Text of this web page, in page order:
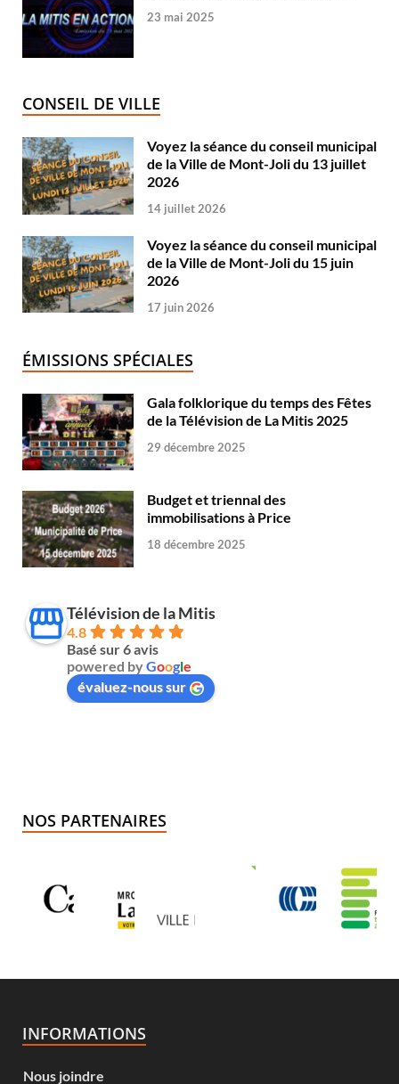
23 mai 2025
CONSEIL DE VILLE
Voyez la séance du conseil municipal
de la Ville de Mont-Joli du 13 juillet
2026
14 juillet 2026
Voyez la séance du conseil municipal
de la Ville de Mont-Joli du 15 juin
2026
17 juin 2026
ÉMISSIONS SPÉCIALES
Gala folklorique du temps des Fêtes
de la Télévision de La Mitis 2025
29 décembre 2025
Budget et triennal des
immobilisations à Price
18 décembre 2025
Télévision de la Mitis
4.8
Basé sur 6 avis
powered byGoogle
évaluez-nous sur
NOS PARTENAIRES
INFORMATIONS
Nous joindre